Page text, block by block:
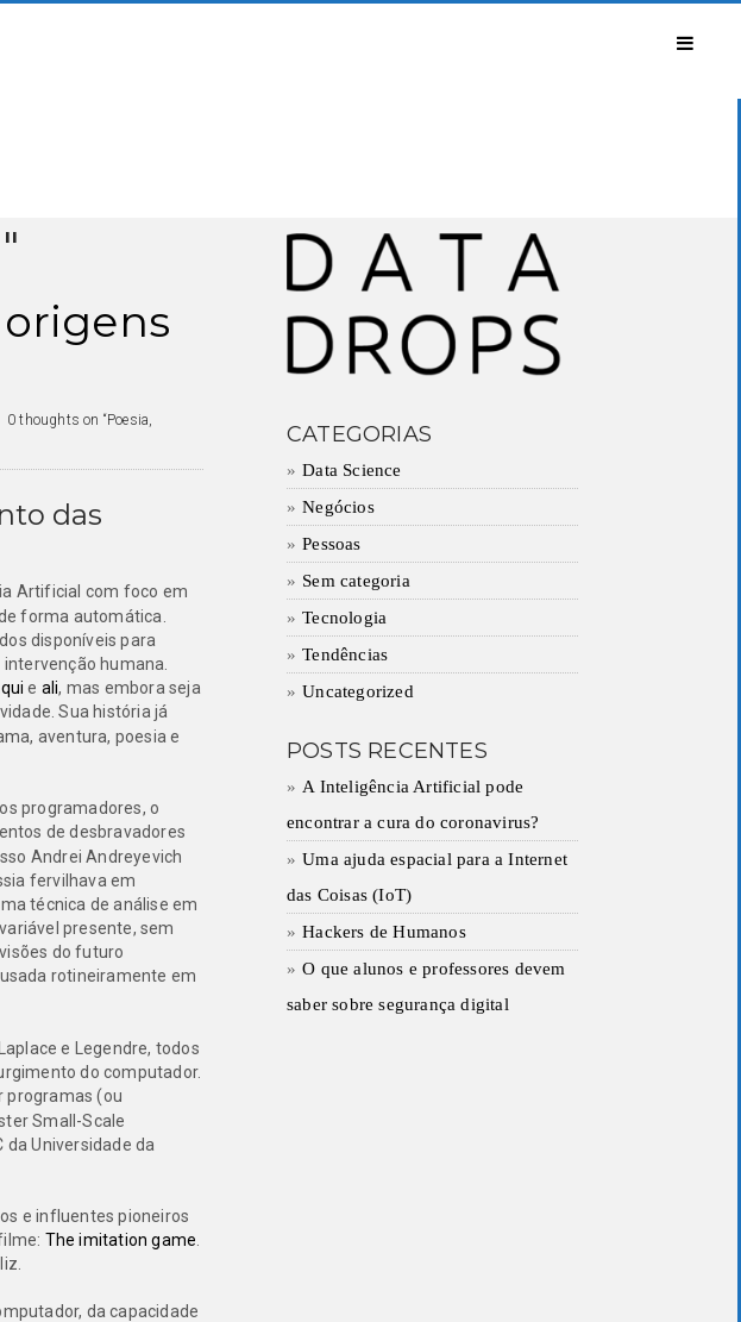
origens
0 thoughts on “Poesia,
das
Artificial com foco em
forma automática.
disponíveis para
humana.
e ali, mas embora seja
Sua história já
aventura, poesia e
programadores, o
de desbravadores
Andrei Andreyevich
fervilhava em
técnica de análise em
presente, sem
do futuro
rotineiramente em
e Legendre, todos
do computador.
programas (ou
Small-Scale
da Universidade da
e influentes pioneiros
The imitation game
da capacidade
CATEGORIAS
Data Science
Negócios
Pessoas
Sem categoria
Tecnologia
Tendências
Uncategorized
POSTS RECENTES
A Inteligência Artificial pode
encontrar a cura do coronavirus?
Uma ajuda espacial para a Internet
das Coisas (IoT)
Hackers de Humanos
O que alunos e professores devem
saber sobre segurança digital